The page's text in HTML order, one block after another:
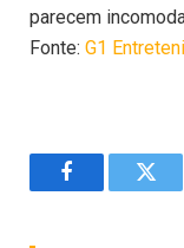
parecem
Fonte: G1
Facebook